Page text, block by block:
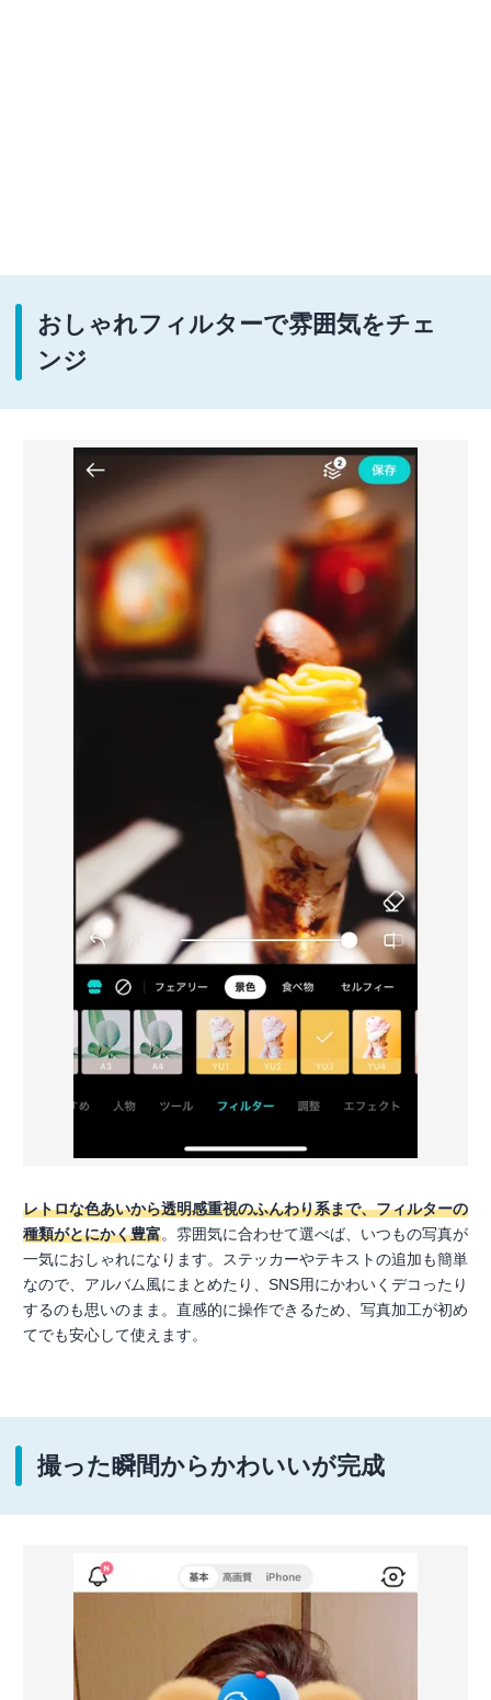
おしゃれフィルターで雰囲気をチェ
ンジ
レトロな色あいから透明感重視のふんわり系まで、フィルターの
種類がとにかく豊富。雰囲気に合わせて選べば、いつもの写真が
一気におしゃれになります。ステッカーやテキストの追加も簡単
なので、アルバム風にまとめたり、SNS用にかわいくデコったり
するのも思いのまま。直感的に操作できるため、写真加工が初め
てでも安心して使えます。
撮った瞬間からかわいいが完成